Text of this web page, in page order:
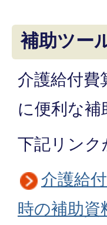
補助ツー
介護給付費
に便利な
下記リン
介護給
時の補助資